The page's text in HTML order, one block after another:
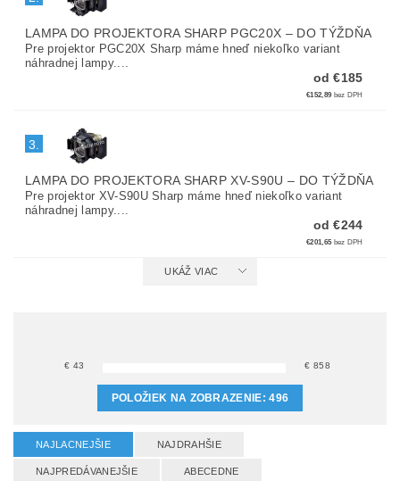
LAMPA DO PROJEKTORA SHARP PGC20X – DO TÝŽDŇA
Pre projektor PGC20X Sharp máme hneď niekoľko variant
náhradnej lampy....
od €185
€152,89 bez DPH
3.
LAMPA DO PROJEKTORA SHARP XV-S90U– DO TÝŽDŇA
Pre projektor XV-S90U Sharp máme hneď niekoľko variant
náhradnej lampy....
od €244
€201,65bez DPH
UKÁŽ VIAC
€ 43 € 858
POLOŽIEK NA ZOBRAZENIE:496
NAJLACNEJŠIE NAJDRAHŠIE
NAJPREDÁVANEJŠIE ABECEDNE